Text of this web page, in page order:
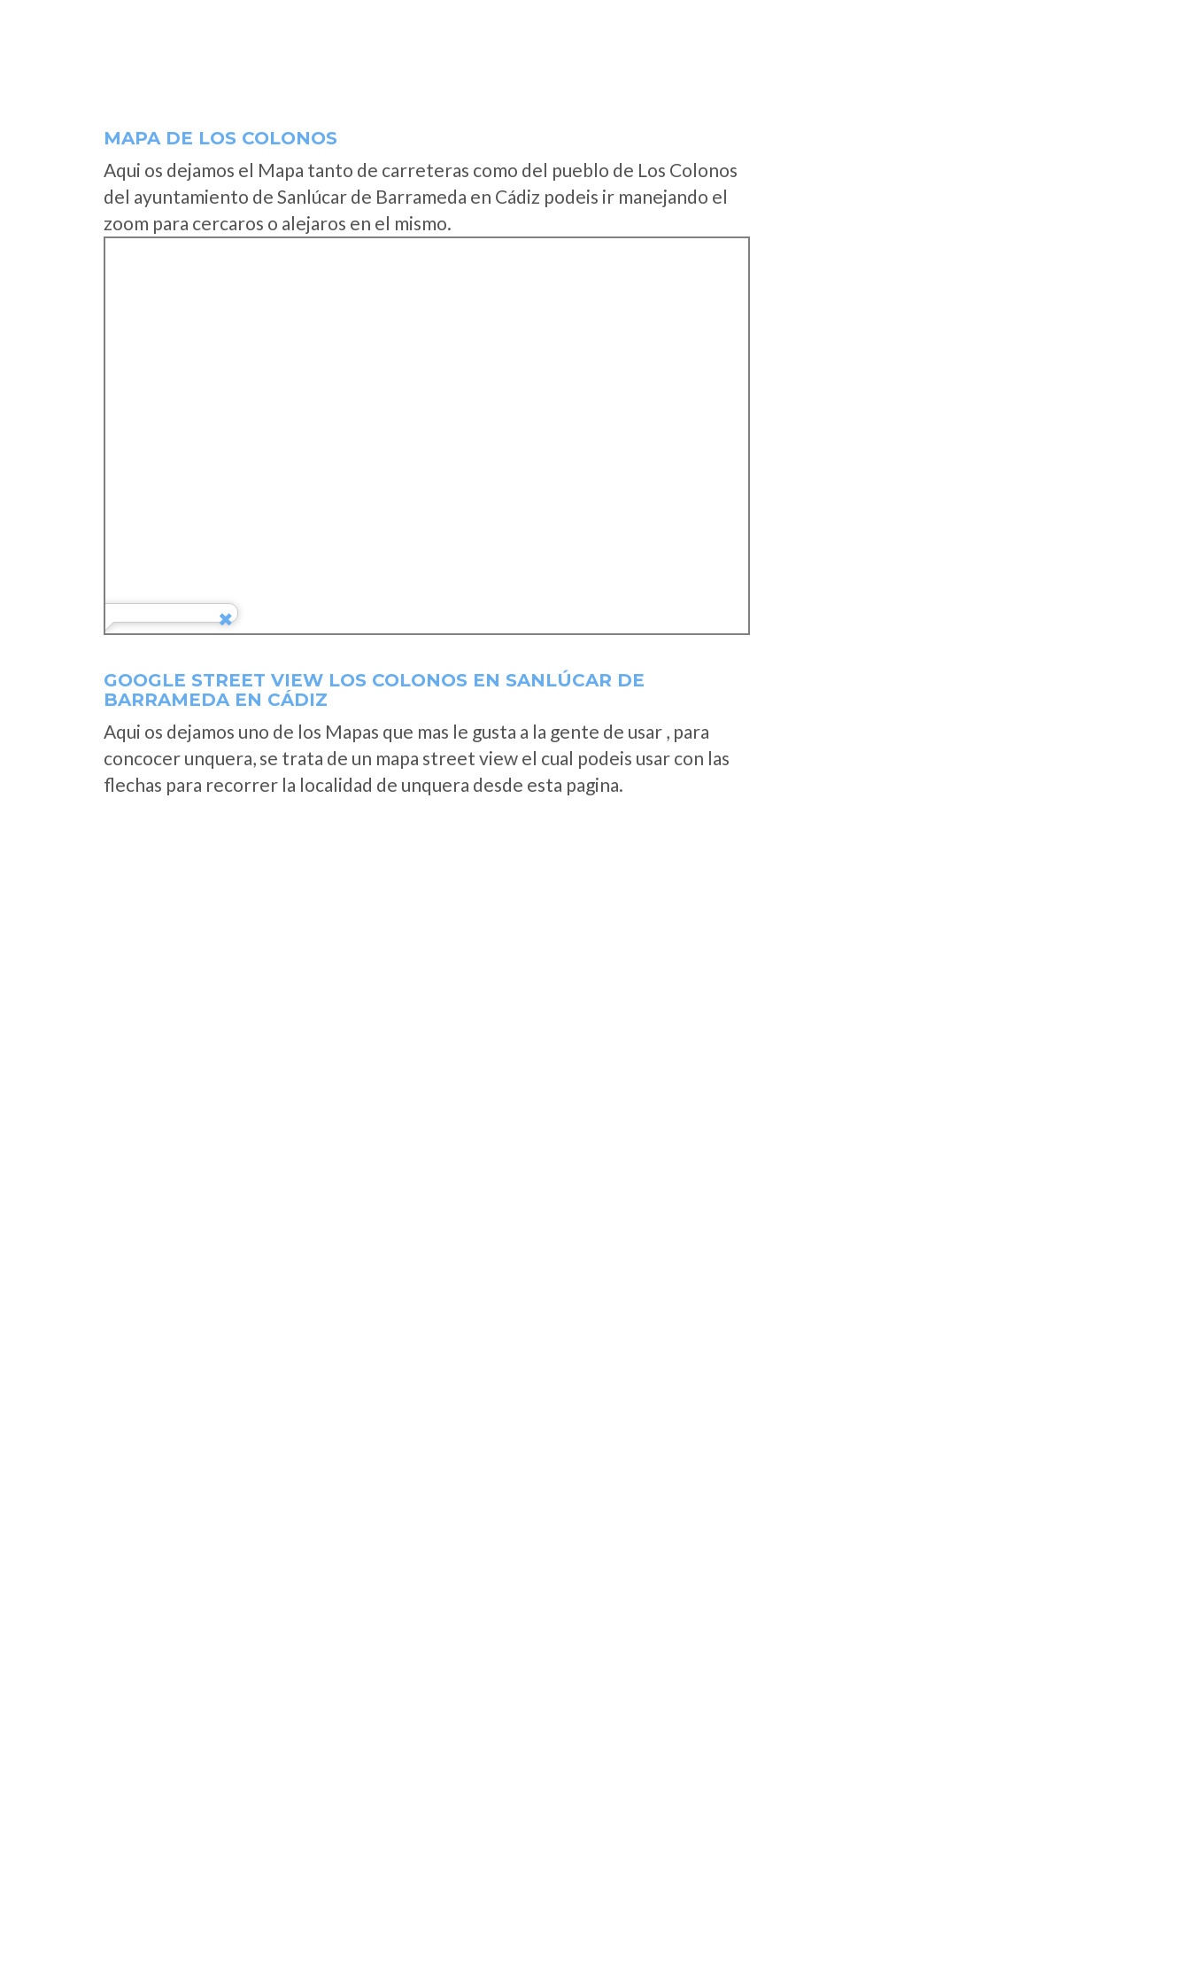
MAPA DE LOS COLONOS
Aqui os dejamos el Mapa tanto de carreteras como del pueblo de Los Colonos
del ayuntamiento de Sanlúcar de Barrameda en Cádiz podeis ir manejando el
zoom para cercaros o alejaros en el mismo.
GOOGLE STREET VIEW LOS COLONOS EN SANLÚCAR DE
BARRAMEDA EN CÁDIZ
Aqui os dejamos uno de los Mapas que mas le gusta a la gente de usar , para
concocer unquera, se trata de un mapa street view el cual podeis usar con las
flechas para recorrer la localidad de unquera desde esta pagina.